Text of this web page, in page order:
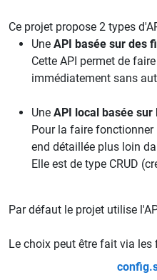
Ce projet propose 2 types
Une API basée sur des
Cette API permet de
immédiatement sans
Une API local basée
Pour la faire
end détaillée plus loin
Elle est de type CRUD
Par défaut le projet utilise
Le choix peut être fait via